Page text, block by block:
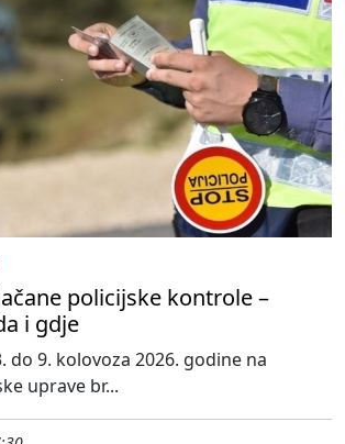
policijske kontrole –
i gdje
do 9. kolovoza 2026. godine na
uprave br...